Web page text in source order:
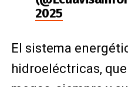
2025
El sistema
hidroeléctricas,